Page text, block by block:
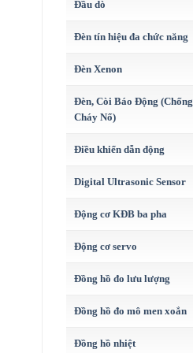
Đầu dò
Đèn tín hiệu đa chức năng
Đèn Xenon
Đèn, Còi Báo Động (Chống
Cháy Nổ)
Điều khiển dẫn động
Digital Ultrasonic Sensor
Động cơ KĐB ba pha
Động cơ servo
Đồng hồ đo lưu lượng
Đồng hồ đo mô men xoắn
Đồng hồ nhiệt